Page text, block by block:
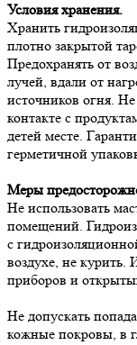
Условия хранения.
Хранить
плотно закрытой
Предохранять от
лучей, вдали от
источников огня.
контакте с
детей месте.
герметичной
Меры
Не использовать
помещений.
с
воздухе, не курить.
приборов и
Не допускать
кожные покровы, в